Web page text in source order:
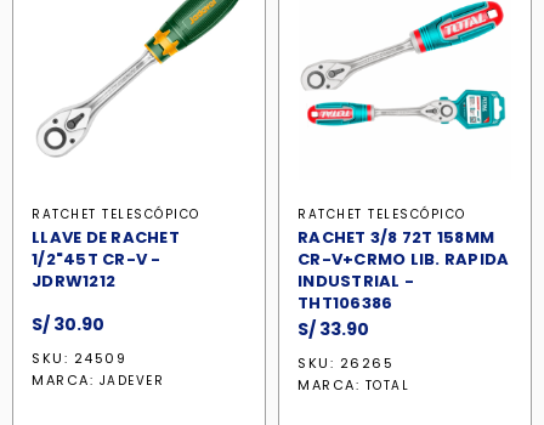
RATCHET TELESCÓPICO
LLAVE DE RACHET
1/2"45T CR-V -
JDRW1212
S/ 30.90
SKU: 24509
MARCA: JADEVER
RATCHET TELESCÓPICO
RACHET 3/8 72T 158MM
CR-V+CRMO LIB. RAPIDA
INDUSTRIAL -
THT106386
S/ 33.90
SKU: 26265
MARCA: TOTAL